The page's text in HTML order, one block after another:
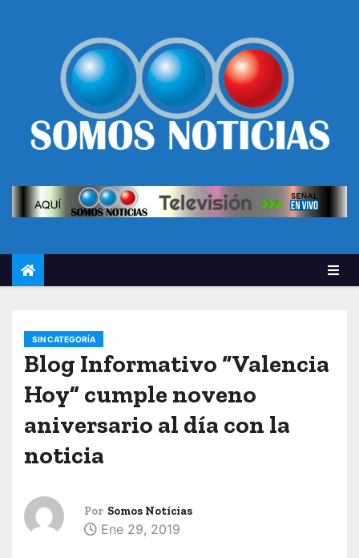
SIN CATEGORÍA
Blog Informativo “Valencia
Hoy” cumple noveno
aniversario al día con la
noticia
Por Somos Noticias
Ene 29, 2019